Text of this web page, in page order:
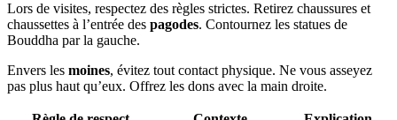
Lors de visites, respectez des règles strictes. Retirez chaussures et
chaussettes à l’entrée des pagodes. Contournez les statues de
Bouddha par la gauche.
Envers les moines, évitez tout contact physique. Ne vous asseyez
pas plus haut qu’eux. Offrez les dons avec la main droite.